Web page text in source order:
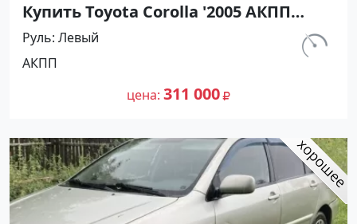
Купить Toyota Corolla '2005 АКПП
(1600/110 л.с.) Бензин инжектор
Кореновск цвет Серый Седан по
цене 311000 рублей, объявление
№27432 на сайте Авторынок23
км.
Руль Левый
АКПП
цена 311 000